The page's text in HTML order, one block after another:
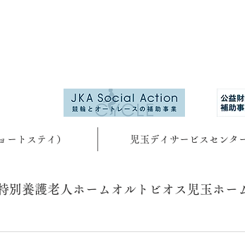
ートステイ） 児玉デイサービスセンタ
別養護老人ホームオルトビオス児玉ホー